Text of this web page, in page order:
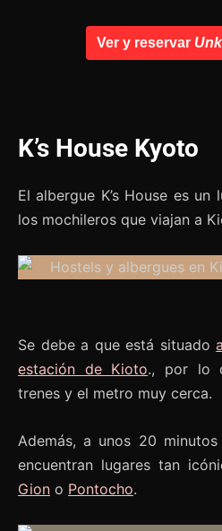
Ver y reservar
K’s House Kyoto
El albergue K’s House es
los mochileros que viajan a
Se debe a que está situado
estación de Kioto., por lo
trenes y el metro muy cerca.
Además, a unos 20
encuentran lugares tan
Gion o Pontocho.